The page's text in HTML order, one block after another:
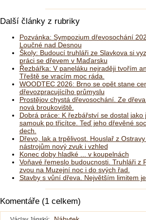
Další články z rubriky
Pozvánka: Sympozium dřevosochání
Loučné nad Desnou
Školy: Budoucí truhláři ze Slavkova si
práci se dřevem v Maďarsku
Řezbářka: V paneláku nejraději tvořím
Třeště se vracím moc ráda.
WOODTEC 2026: Brno se opět stane
dřevozpracujícího průmyslu
Prostějov chystá dřevosochání. Ze
nová broukoviště.
Dobrá práce: K řezbářství se dostal jako
samouk po třicítce. Teď jeho dřevěné
dech.
Dřevo, lak a trpělivost. Houslař z
nástrojům nový zvuk i vzhled
Konec doby hladké ... v koupelnách
Voňavé řemeslo budoucnosti. Truhláři z
zvou na Muzejní noc i do svých řad.
Stavby s vůní dřeva. Největším limitem
Komentáře (1 celkem)